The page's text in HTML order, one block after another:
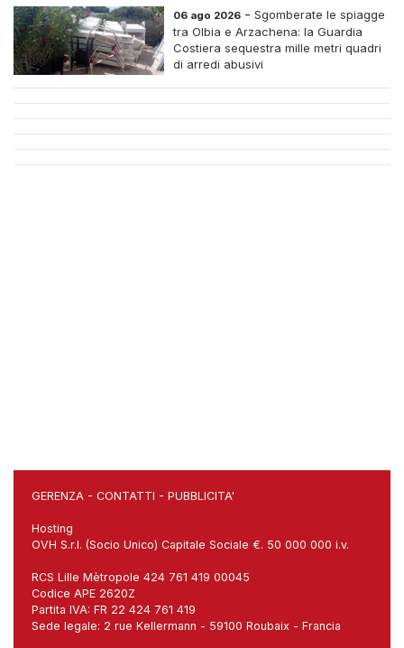
06 ago 2026 -Sgomberate le spiagge
tra Olbia e Arzachena: la Guardia
Costiera sequestra mille metri quadri
di arredi abusivi
GERENZA - CONTATTI - PUBBLICITA'
Hosting
OVH S.r.l. (Socio Unico) Capitale Sociale €. 50 000 000 i.v.
RCS Lille Mètropole 424 761 419 00045
Codice APE 2620Z
Partita IVA: FR 22 424 761 419
Sede legale: 2 rue Kellermann - 59100 Roubaix - Francia